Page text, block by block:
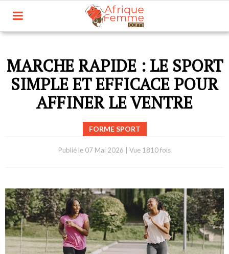
MARCHE RAPIDE : LE SPORT
SIMPLE ET EFFICACE POUR
AFFINER LE VENTRE
FORME SPORT
Publié le 07 Mai 2026 Vue 1810 fois